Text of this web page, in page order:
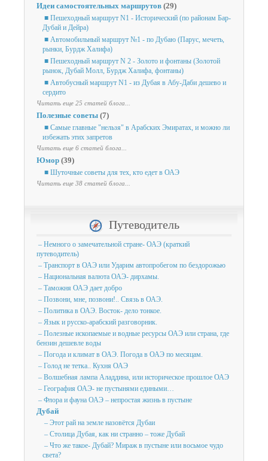
Идеи самостоятельных маршрутов (29)
■ Пешеходный маршрут N1 - Исторический (по районам Бар-
Дубай и Дейра)
■ Автомобильный маршрут №1 - по Дубаю (Парус, мечеть,
рынки, Бурдж Халифа)
■ Пешеходный маршрут N 2 - Золото и фонтаны (Золотой
рынок, Дубай Молл, Бурдж Халифа, фонтаны)
■ Автобусный маршрут N1 - из Дубая в Абу-Даби дешево и
сердито
Читать еще 25 статей блога...
Полезные советы (7)
■ Самые главные "нельзя" в Арабских Эмиратах, и можно ли
избежать этих запретов
Читать еще 6 статей блога...
Юмор (39)
■ Шуточные советы для тех, кто едет в ОАЭ
Читать еще 38 статей блога...
Путеводитель
– Немного о замечательной стране- ОАЭ (краткий
путеводитель)
– Транспорт в ОАЭ или Ударим автопробегом по бездорожью
– Национальная валюта ОАЭ- дирхамы.
– Таможня ОАЭ дает добро
– Позвони, мне, позвони!.. Связь в ОАЭ.
– Политика в ОАЭ. Восток- дело тонкое.
– Язык и русско-арабский разговорник.
– Полезные ископаемые и водные ресурсы ОАЭ или страна, где
бензин дешевле воды
– Погода и климат в ОАЭ. Погода в ОАЭ по месяцам.
– Голод не тетка.. Кухня ОАЭ
– Волшебная лампа Аладдина, или историческое прошлое ОАЭ
– География ОАЭ- не пустынями едиными…
– Флора и фауна ОАЭ – непростая жизнь в пустыне
Дубай
– Этот рай на земле назовётся Дубаи
– Столица Дубая, как ни странно – тоже Дубай
– Что же такое- Дубай? Мираж в пустыне или восьмое чудо
света?